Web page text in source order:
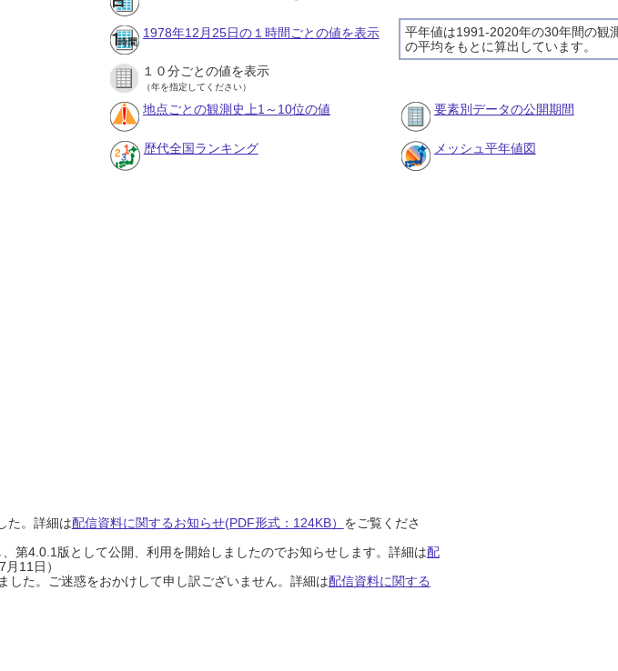
平年値は1991-2020年の30年間の観
の平均をもとに算出しています。
1978年12月25日の１時間ごとの値を表示
１０分ごとの値を表示
（年を指定してください）
地点ごとの観測史上1～10位の値 要素別データの公開期間
歴代全国ランキング メッシュ平年値図
た。詳細は配信資料に関するお知らせ(PDF形式：124KB） をご覧くださ
第4.0.1版として公開、利用を開始しましたのでお知らせします。詳細は配
11日）
た。ご迷惑をおかけして申し訳ございません。詳細は配信資料に関する